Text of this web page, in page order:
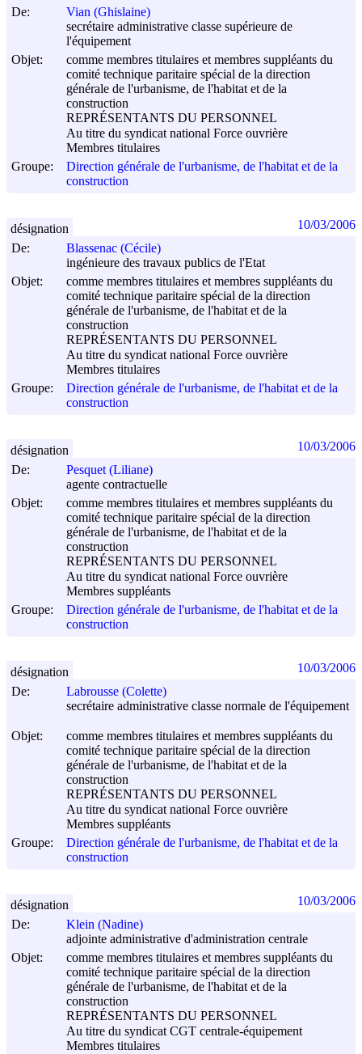
De:
Vian (Ghislaine)
secrétaire administrative classe supérieure de
l'équipement
Objet:
comme membres titulaires et membres suppléants du
comité technique paritaire spécial de la direction
générale de l'urbanisme, de l'habitat et de la
construction
REPRÉSENTANTS DU PERSONNEL
Au titre du syndicat national Force ouvrière
Membres titulaires
Groupe:
Direction générale de l'urbanisme, de l'habitat et de la
construction
De:
Blassenac (Cécile)
ingénieure des travaux publics de l'Etat
Objet:
comme membres titulaires et membres suppléants du
comité technique paritaire spécial de la direction
générale de l'urbanisme, de l'habitat et de la
construction
REPRÉSENTANTS DU PERSONNEL
Au titre du syndicat national Force ouvrière
Membres titulaires
Groupe:
Direction générale de l'urbanisme, de l'habitat et de la
construction
désignation 10/03/2006
De:
Pesquet (Liliane)
agente contractuelle
Objet:
comme membres titulaires et membres suppléants du
comité technique paritaire spécial de la direction
générale de l'urbanisme, de l'habitat et de la
construction
REPRÉSENTANTS DU PERSONNEL
Au titre du syndicat national Force ouvrière
Membres suppléants
Groupe:
Direction générale de l'urbanisme, de l'habitat et de la
construction
désignation 10/03/2006
De:
Labrousse (Colette)
secrétaire administrative classe normale de l'équipement
Objet:
comme membres titulaires et membres suppléants du
comité technique paritaire spécial de la direction
générale de l'urbanisme, de l'habitat et de la
construction
REPRÉSENTANTS DU PERSONNEL
Au titre du syndicat national Force ouvrière
Membres suppléants
Groupe:
Direction générale de l'urbanisme, de l'habitat et de la
construction
désignation 10/03/2006
De:
Klein (Nadine)
adjointe administrative d'administration centrale
Objet:
comme membres titulaires et membres suppléants du
comité technique paritaire spécial de la direction
générale de l'urbanisme, de l'habitat et de la
construction
REPRÉSENTANTS DU PERSONNEL
Au titre du syndicat CGT centrale-équipement
Membres titulaires
désignation 10/03/2006